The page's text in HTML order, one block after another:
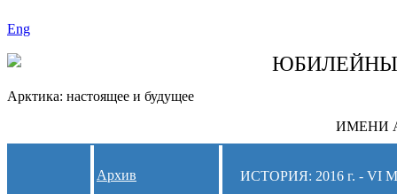
Eng
Арктика: настоящее и будущее
ИМЕНИ
Архив ИСТОРИЯ: 2016 г. -